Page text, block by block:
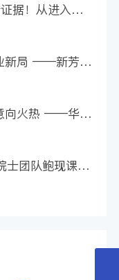
据！从进入身
新局 ——新芳科
议
向火热 ——华远
士团队鲍现课题
塑料释放，守